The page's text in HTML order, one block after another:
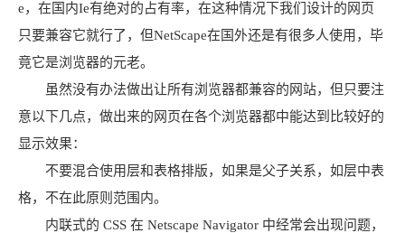
e，在国内Ie有绝对的占有率，在这种情况下我们设计的网页
只要兼容它就行了，但NetScape在国外还是有很多人使用，毕
竟它是浏览器的元老。
虽然没有办法做出让所有浏览器都兼容的网站，但只要注
意以下几点，做出来的网页在各个浏览器都中能达到比较好的
显示效果：
不要混合使用层和表格排版，如果是父子关系，如层中表
格，不在此原则范围内。
内联式的 CSS 在 Netscape Navigator 中经常会出现问题，